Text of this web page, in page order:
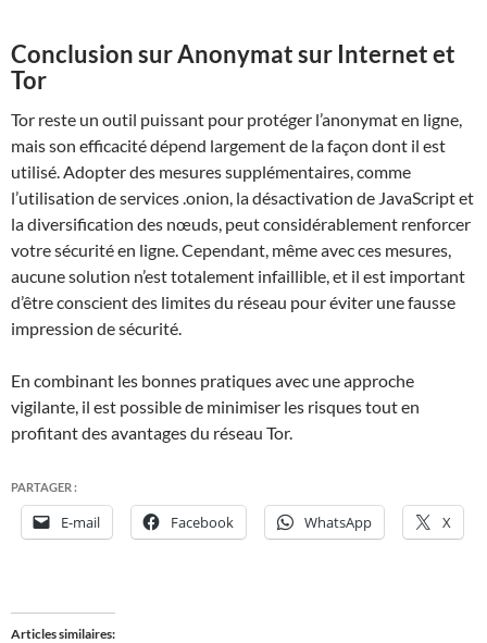
Conclusion sur Anonymat sur Internet et
Tor
Tor reste un outil puissant pour protéger l’anonymat en ligne,
mais son efficacité dépend largement de la façon dont il est
utilisé. Adopter des mesures supplémentaires, comme
l’utilisation de services .onion, la désactivation de JavaScript et
la diversification des nœuds, peut considérablement renforcer
votre sécurité en ligne. Cependant, même avec ces mesures,
aucune solution n’est totalement infaillible, et il est important
d’être conscient des limites du réseau pour éviter une fausse
impression de sécurité.
En combinant les bonnes pratiques avec une approche
vigilante, il est possible de minimiser les risques tout en
profitant des avantages du réseau Tor.
PARTAGER :
E-mail Facebook WhatsApp X
Articles similaires